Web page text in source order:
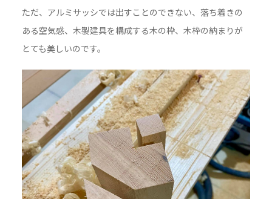
ただ、アルミサッシでは出すことのできない、落ち着きの
ある空気感、木製建具を構成する木の枠、木枠の納まりが
とても美しいのです。